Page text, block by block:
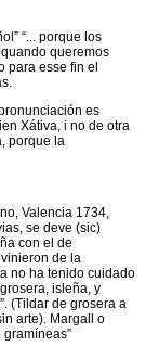
“... porque los
queremos
para esse fin el
es
Xátiva, i no de otra
porque la
Valencia 1734,
se deve (sic)
con el de
de la
no ha tenido cuidado
isleña, y
(Tildar de grosera a
arte). Margall o